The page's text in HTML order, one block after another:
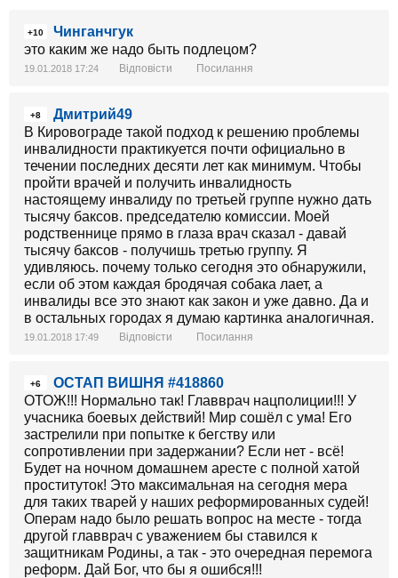
+10
Чинганчгук
это каким же надо быть подлецом?
19.01.2018 17:24 Відповісти Посилання
+8
Дмитрий49
В Кировограде такой подход к решению проблемы
инвалидности практикуется почти официально в
течении последних десяти лет как минимум. Чтобы
пройти врачей и получить инвалидность
настоящему инвалиду по третьей группе нужно дать
тысячу баксов. председателю комиссии. Моей
родственнице прямо в глаза врач сказал - давай
тысячу баксов - получишь третью группу. Я
удивляюсь. почему только сегодня это обнаружили,
если об этом каждая бродячая собака лает, а
инвалиды все это знают как закон и уже давно. Да и
в остальных городах я думаю картинка аналогичная.
19.01.2018 17:49 Відповісти Посилання
+6
ОСТАП ВИШНЯ #418860
ОТОЖ!!! Нормально так! Главврач нацполиции!!! У
учасника боевых действий! Мир сошёл с ума! Его
застрелили при попытке к бегству или
сопротивлении при задержании? Если нет - всё!
Будет на ночном домашнем аресте с полной хатой
проституток! Это максимальная на сегодня мера
для таких тварей у наших реформированных судей!
Операм надо было решать вопрос на месте - тогда
другой главврач с уважением бы ставился к
защитникам Родины, а так - это очередная перемога
реформ. Дай Бог, что бы я ошибся!!!